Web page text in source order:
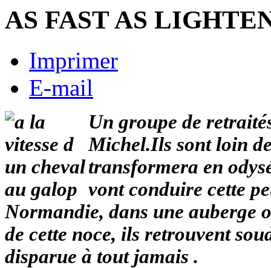
AS FAST AS
Imprimer
E-mail
Un groupe de
Michel.Ils sont loin
transformera en
vont conduire cette
Normandie, dans une auberge
de cette noce, ils retrouvent
disparue à tout jamais .